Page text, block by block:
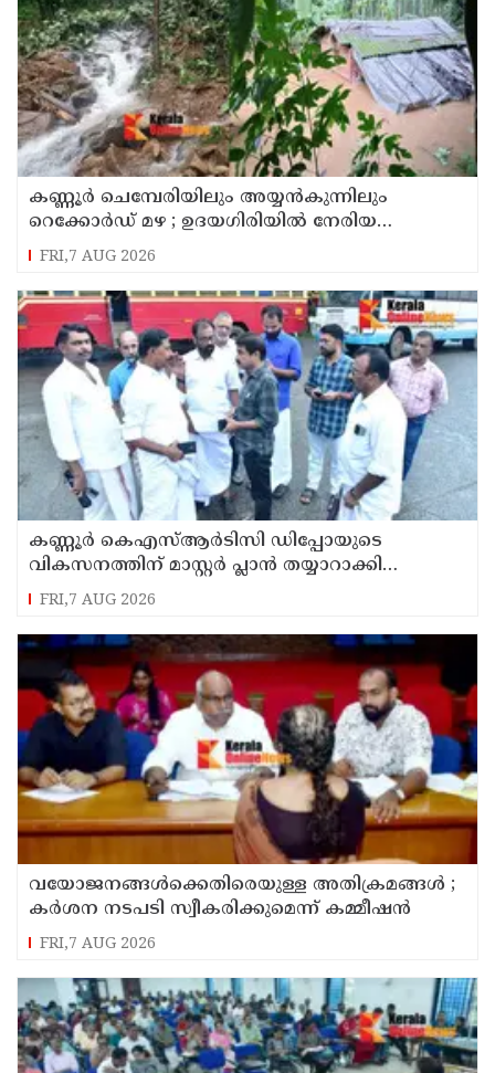
കണ്ണൂർ ചെമ്പേരിയിലും അയ്യൻകുന്നിലും
റെക്കോർഡ് മഴ ; ഉദയഗിരിയിൽ നേരിയ
ഉരുൾപൊട്ടൽ; 13 പേരെ ക്യാമ്പിലേക്ക് മാറ്റി
FRI,7 AUG 2026
കണ്ണൂർ കെഎസ്ആർടിസി ഡിപ്പോയുടെ
വികസനത്തിന് മാസ്റ്റർ പ്ലാൻ തയ്യാറാക്കി
സമർപ്പിക്കും : ടി ഒ മോഹനൻ എം എൽ എ
FRI,7 AUG 2026
വയോജനങ്ങൾക്കെതിരെയുള്ള അതിക്രമങ്ങൾ ;
കർശന നടപടി സ്വീകരിക്കുമെന്ന് കമ്മീഷൻ
FRI,7 AUG 2026